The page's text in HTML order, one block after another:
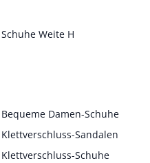
Schuhe Weite H
Bequeme Damen-Schuhe
Klettverschluss-Sandalen
Klettverschluss-Schuhe